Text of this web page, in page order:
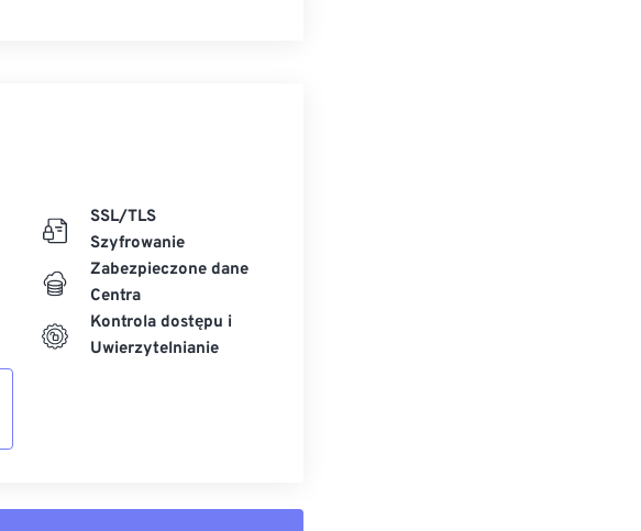
SSL/TLS
Szyfrowanie
Zabezpieczone dane
Centra
Kontrola dostępu i
Uwierzytelnianie